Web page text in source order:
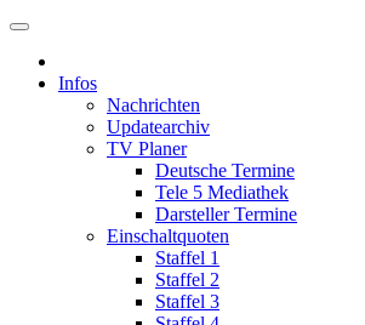
Infos
Nachrichten
Updatearchiv
TV Planer
Deutsche Termine
Tele 5 Mediathek
Darsteller Termine
Einschaltquoten
Staffel 1
Staffel 2
Staffel 3